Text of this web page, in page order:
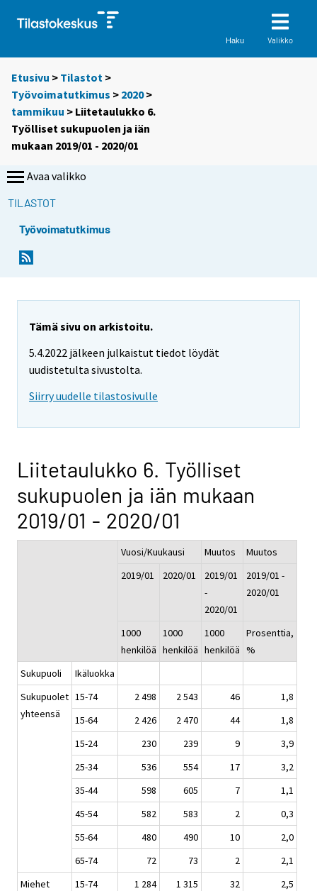
Haku Valikko
Etusivu > Tilastot >
Työvoimatutkimus > 2020>
tammikuu > Liitetaulukko 6.
Työlliset sukupuolen ja iän
mukaan 2019/01 - 2020/01
Avaa valikko
TILASTOT
Työvoimatutkimus
Tämä sivu on arkistoitu.
5.4.2022 jälkeen julkaistut tiedot löydät
uudistetulta sivustolta.
Siirry uudelle tilastosivulle
Liitetaulukko 6. Työlliset
sukupuolen ja iän mukaan
2019/01 - 2020/01
Vuosi/Kuukausi Muutos
Muutos
2019/01
2020/01
2019/01
-
2020/01
2019/01 -
2020/01
1000
henkilöä
1000
henkilöä
1000
henkilöä
Prosenttia,
%
Sukupuoli
Ikäluokka
Sukupuolet
yhteensä
15-74 2 498 2 543 46
1,8
15-64
2 426 2 470 44
1,8
15-24
230 239 9
3,9
25-34
536 554 17
3,2
35-44
598 605 7
1,1
45-54
582 583 2
0,3
55-64
480 490 10
2,0
65-74
72 73 2
2,1
Miehet
15-74 1 284 1 315 32
2,5